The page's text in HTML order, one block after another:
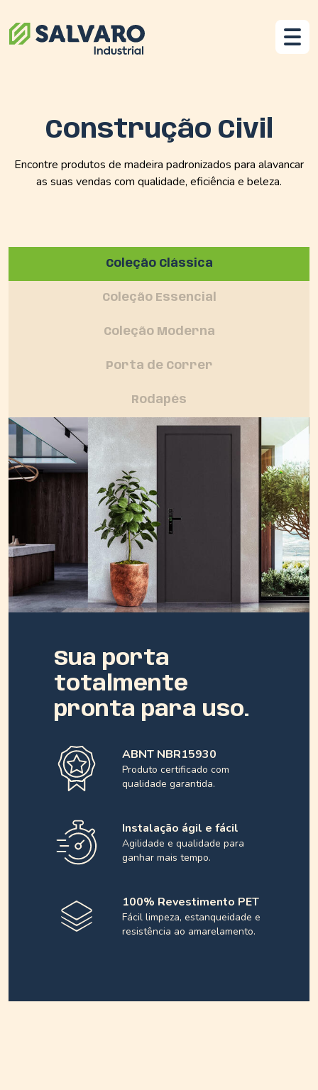
Construção Civil
Encontre produtos de madeira padronizados para alavancar
as suas vendas com qualidade, eficiência e beleza.
Coleção Clássica
Coleção Essencial
Coleção Moderna
Porta de Correr
Rodapés
Sua porta
totalmente
pronta para uso.
ABNT NBR15930
Produto certificado com
qualidade garantida.
Instalação ágil e fácil
Agilidade e qualidade para
ganhar mais tempo.
100% Revestimento PET
Fácil limpeza, estanqueidade e
resistência ao amarelamento.